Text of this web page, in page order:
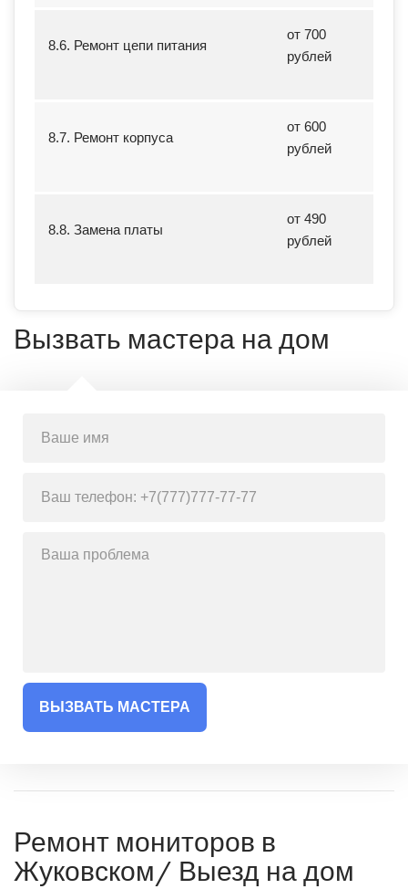
8.6. Ремонт цепи питания
от 700
рублей
8.7. Ремонт корпуса
от 600
рублей
8.8. Замена платы
от 490
рублей
Вызвать мастера на дом
ВЫЗВАТЬ МАСТЕРА
Ремонт мониторов в
Жуковском/ Выезд на дом